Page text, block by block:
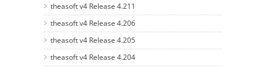
theasoft v4 Release 4.211
theasoft v4 Release 4.206
theasoft v4 Release 4.205
theasoft v4 Release 4.204